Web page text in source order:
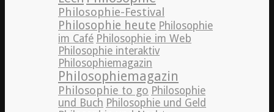
Philosophie-Festival
Philosophie heute Philosophie
im Café Philosophie im Web
Philosophie interaktiv
Philosophiemagazin
Philosophiemagazin
Philosophie to go Philosophie
und Buch Philosophie und Geld